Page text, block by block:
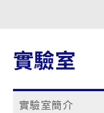
實驗室
實驗室簡介